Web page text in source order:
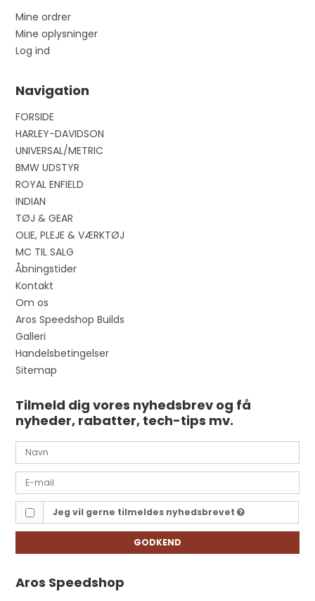
Mine ordrer
Mine oplysninger
Log ind
Navigation
FORSIDE
HARLEY-DAVIDSON
UNIVERSAL/METRIC
BMW UDSTYR
ROYAL ENFIELD
INDIAN
TØJ & GEAR
OLIE, PLEJE & VÆRKTØJ
MC TIL SALG
Åbningstider
Kontakt
Om os
Aros Speedshop Builds
Galleri
Handelsbetingelser
Sitemap
Tilmeld dig vores nyhedsbrev og få
nyheder, rabatter, tech-tips mv.
Jeg vil gerne tilmeldes nyhedsbrevet
GODKEND
Aros Speedshop